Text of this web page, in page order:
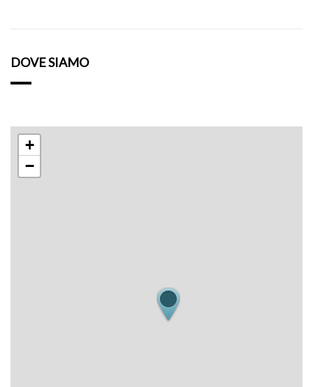
DOVE SIAMO
+
−